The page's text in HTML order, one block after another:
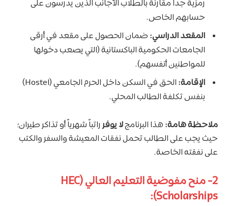
رمزية جداً مقارنة بالطلاب الأجانب الذين يدرسون على
حسابهم الخاص.
المقعد الدراسي: ضمان الحصول على مقعد في أرقى
الجامعات الحكومية الباكستانية (التي يصعب دخولها
للمواطنين أنفسهم).
الإقامة:
الحق في السكن داخل الحرم الجامعي (Hostel)
بنفس تكلفة الطالب المحلي.
ملاحظة هامة: هذا البرنامجلا يوفرراتباً شهرياً أو تذاكر طيران؛
حيث يجب على الطالب تحمل نفقات المعيشة والسفر والكتب
على نفقته الخاصة.
2- منح مفوضية التعليم العالي (HEC
Scholarships):